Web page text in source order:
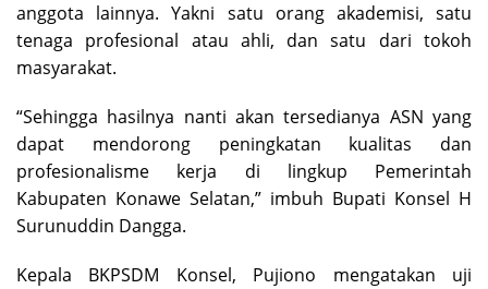
anggota lainnya. Yakni satu orang akademisi, satu
tenaga profesional atau ahli, dan satu dari tokoh
masyarakat.
“Sehingga hasilnya nanti akan tersedianya ASN yang
dapat mendorong peningkatan kualitas dan
profesionalisme kerja di lingkup Pemerintah
Kabupaten Konawe Selatan,” imbuh Bupati Konsel H
Surunuddin Dangga.
Kepala BKPSDM Konsel, Pujiono mengatakan uji